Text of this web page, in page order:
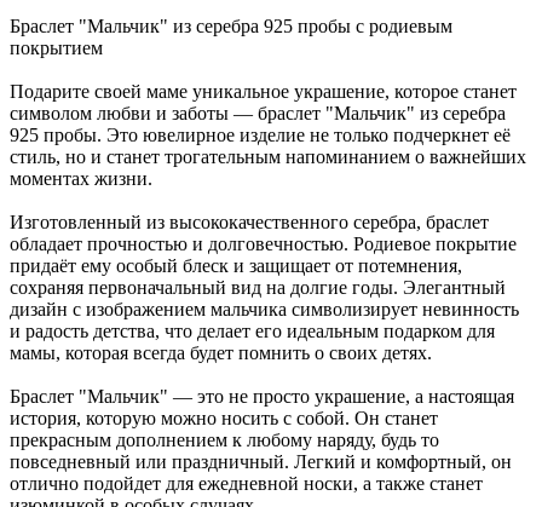
Браслет "Мальчик" из серебра 925 пробы с родиевым
покрытием
Подарите своей маме уникальное украшение, которое станет
символом любви и заботы — браслет "Мальчик" из серебра
925 пробы. Это ювелирное изделие не только подчеркнет её
стиль, но и станет трогательным напоминанием о важнейших
моментах жизни.
Изготовленный из высококачественного серебра, браслет
обладает прочностью и долговечностью. Родиевое покрытие
придаёт ему особый блеск и защищает от потемнения,
сохраняя первоначальный вид на долгие годы. Элегантный
дизайн с изображением мальчика символизирует невинность
и радость детства, что делает его идеальным подарком для
мамы, которая всегда будет помнить о своих детях.
Браслет "Мальчик" — это не просто украшение, а настоящая
история, которую можно носить с собой. Он станет
прекрасным дополнением к любому наряду, будь то
повседневный или праздничный. Легкий и комфортный, он
отлично подойдет для ежедневной носки, а также станет